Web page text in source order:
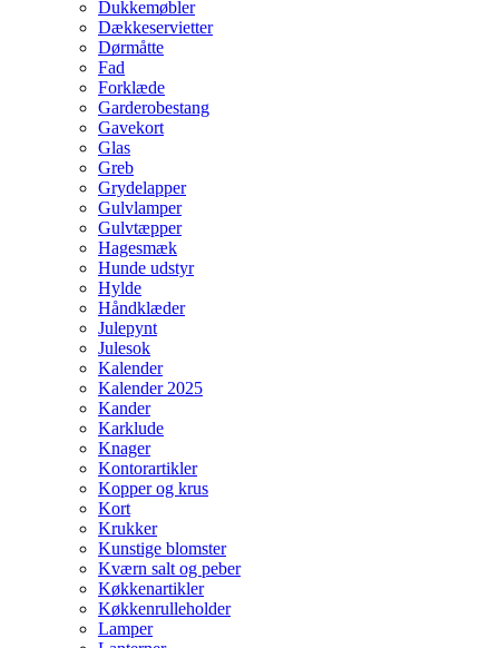
Dukkemøbler
Dækkeservietter
Dørmåtte
Fad
Forklæde
Garderobestang
Gavekort
Glas
Greb
Grydelapper
Gulvlamper
Gulvtæpper
Hagesmæk
Hunde udstyr
Hylde
Håndklæder
Julepynt
Julesok
Kalender
Kalender 2025
Kander
Karklude
Knager
Kontorartikler
Kopper og krus
Kort
Krukker
Kunstige blomster
Kværn salt og peber
Køkkenartikler
Køkkenrulleholder
Lamper